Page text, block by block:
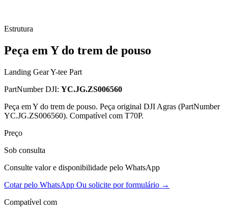
Estrutura
Peça em Y do trem de pouso
Landing Gear Y-tee Part
PartNumber DJI: YC.JG.ZS006560
Peça em Y do trem de pouso. Peça original DJI Agras (PartNumber
YC.JG.ZS006560). Compatível com T70P.
Preço
Sob consulta
Consulte valor e disponibilidade pelo WhatsApp
Cotar pelo WhatsApp Ou solicite por formulário →
Compatível com